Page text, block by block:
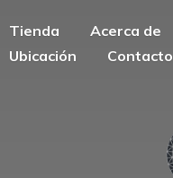
Tienda
Acerca de
Ubicación
Contacto